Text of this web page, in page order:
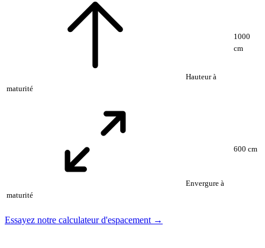
Hauteur à
maturité
1000
cm
Envergure à
maturité
600 cm
Essayez notre calculateur d'espacement →